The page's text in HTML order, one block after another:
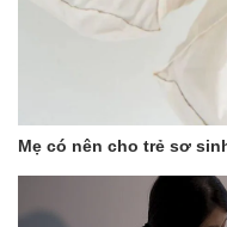
+ Tấm lót thấm sữa của
thoải mái vừa vặn khi mặc
Mềm mại và khô thoáng:
+ Lớp vải lót độc đáo cung
+ Độ thấm hút khá tốt
vào lớp lõi và giữ lại bên
Mẹ có nên cho trẻ sơ